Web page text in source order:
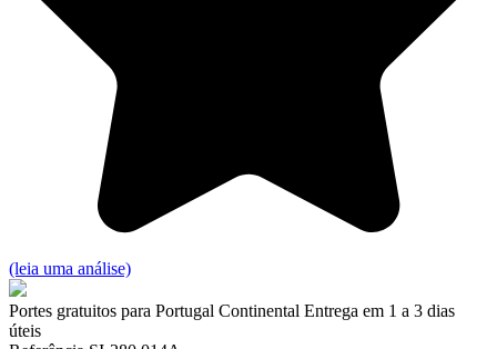
(leia uma análise)
Portes gratuitos para Portugal Continental Entrega em 1 a 3 dias
úteis